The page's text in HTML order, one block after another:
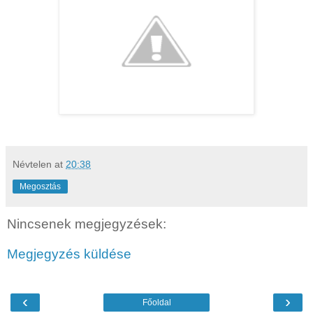
Névtelen at 20:38
Megosztás
Nincsenek megjegyzések:
Megjegyzés küldése
‹ ›
Főoldal